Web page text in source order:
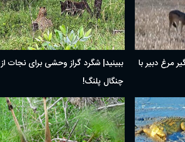
مرغ دبیر با
ببینید| شگرد گراز وحشی برای نجات از
چنگال پلنگ!